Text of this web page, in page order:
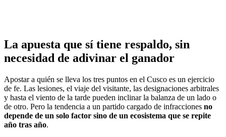
La apuesta que sí tiene respaldo, sin
necesidad de adivinar el ganador
Apostar a quién se lleva los tres puntos en el Cusco es un ejercicio
de fe. Las lesiones, el viaje del visitante, las designaciones arbitrales
y hasta el viento de la tarde pueden inclinar la balanza de un lado o
de otro. Pero la tendencia a un partido cargado de infracciones no
depende de un solo factor sino de un ecosistema que se repite
año tras año.